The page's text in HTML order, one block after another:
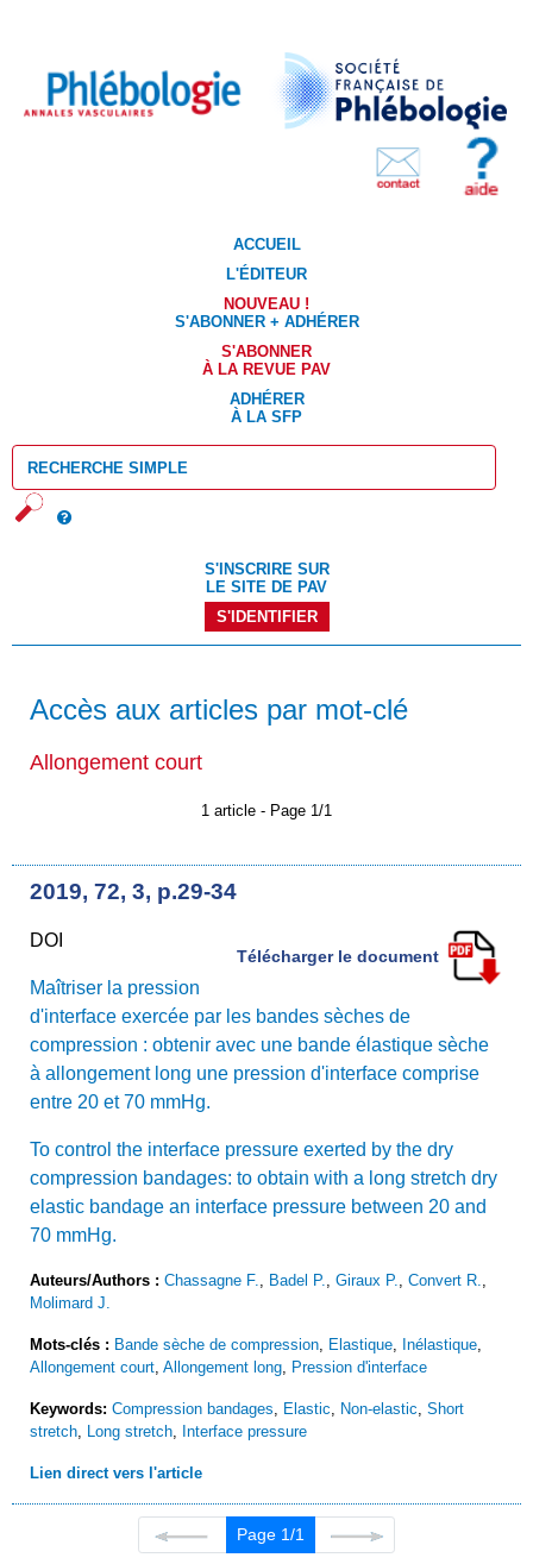
ACCUEIL
L'ÉDITEUR
NOUVEAU !
S'ABONNER + ADHÉRER
S'ABONNER
À LA REVUE PAV
ADHÉRER
À LA SFP
S'INSCRIRE SUR
LE SITE DE PAV
S'IDENTIFIER
Accès aux articles par mot-clé
Allongement court
1 article - Page 1/1
2019, 72, 3, p.29-34
DOI
Télécharger le document
Maîtriser la pression
d'interface exercée par les bandes sèches de
compression : obtenir avec une bande élastique sèche
à allongement long une pression d'interface comprise
entre 20 et 70 mmHg.
To control the interface pressure exerted by the dry
compression bandages: to obtain with a long stretch dry
elastic bandage an interface pressure between 20 and
70 mmHg.
Auteurs/Authors : Chassagne F. Badel P. Giraux P. Convert R.
Molimard J.
Mots-clés : Bande sèche de compression Elastique Inélastique
Allongement court Allongement long Pression d'interface
Keywords: Compression bandages Elastic Non-elastic Short
stretch
Long stretch Interface pressure
Lien direct vers l'article
Page 1/1